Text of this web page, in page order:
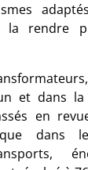
la rendre
et dans la
en
dans